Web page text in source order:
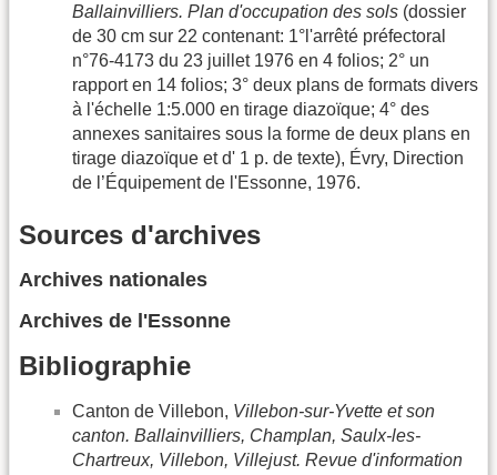
Ballainvilliers. Plan d'occupation des sols (dossier
de 30 cm sur 22 contenant: 1°l'arrêté préfectoral
n°76-4173 du 23 juillet 1976 en 4 folios; 2° un
rapport en 14 folios; 3° deux plans de formats divers
à l'échelle 1:5.000 en tirage diazoïque; 4° des
annexes sanitaires sous la forme de deux plans en
tirage diazoïque et d' 1 p. de texte), Évry, Direction
de l’Équipement de l'Essonne, 1976.
Sources d'archives
Archives nationales
Archives de l'Essonne
Bibliographie
Canton de Villebon, Villebon-sur-Yvette et son
canton. Ballainvilliers, Champlan, Saulx-les-
Chartreux, Villebon, Villejust. Revue d'information